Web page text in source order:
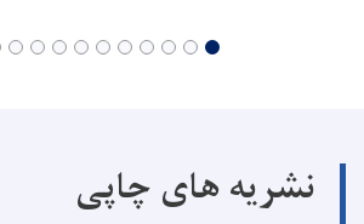
نشریه های چاپی